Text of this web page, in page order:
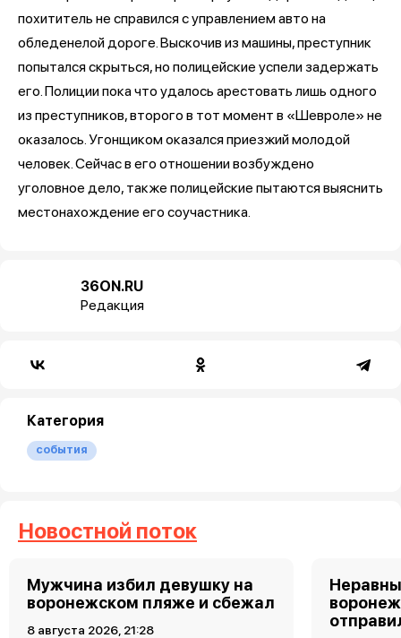
похититель не справился с управлением авто на
обледенелой дороге. Выскочив из машины, преступник
попытался скрыться, но полицейские успели задержать
его. Полиции пока что удалось арестовать лишь одного
из преступников, второго в тот момент в «Шевроле» не
оказалось. Угонщиком оказался приезжий молодой
человек. Сейчас в его отношении возбуждено
уголовное дело, также полицейские пытаются выяснить
местонахождение его соучастника.
36ON.RU
Редакция
Категория
события
Новостной поток
Мужчина избил девушку на
воронежском пляже и сбежал
8 августа 2026, 21:28